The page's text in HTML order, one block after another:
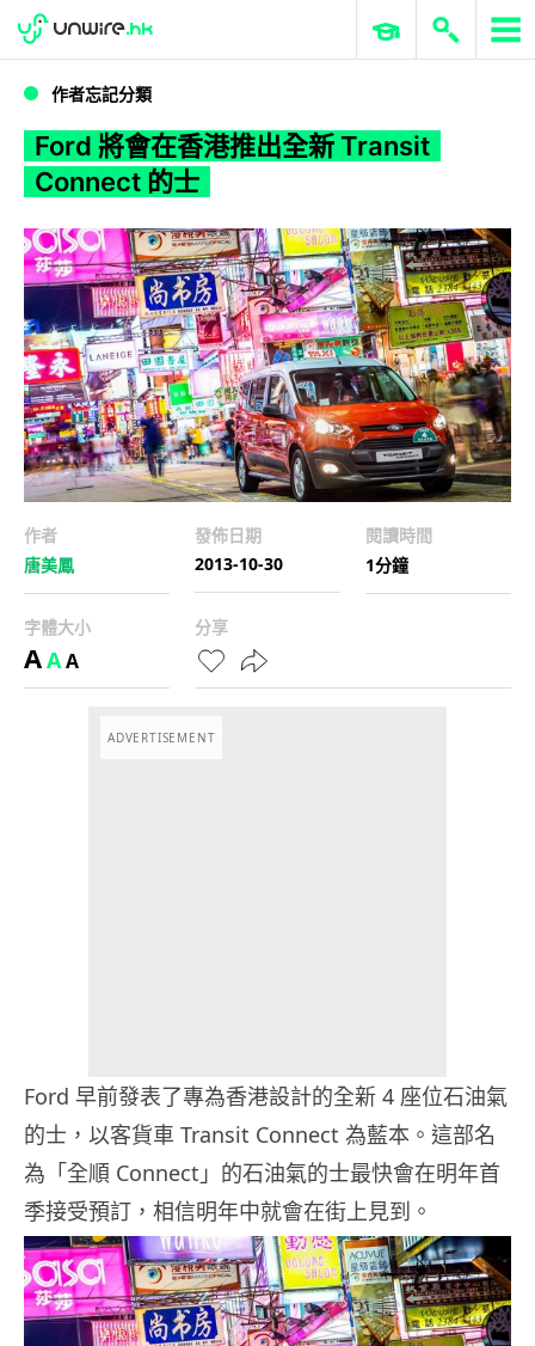
WWDC 2026 ERP 與商業 AI
作者忘記分類
Ford 將會在香港推出全新 Transit
Connect 的士
作者
唐美鳳
發佈日期
2013-10-30
閱讀時間
1分鐘
字體大小
AAA
分享
ADVERTISEMENT
Ford 早前發表了專為香港設計的全新 4 座位石油氣
的士，以客貨車 Transit Connect 為藍本。這部名
為「全順 Connect」的石油氣的士最快會在明年首
季接受預訂，相信明年中就會在街上見到。